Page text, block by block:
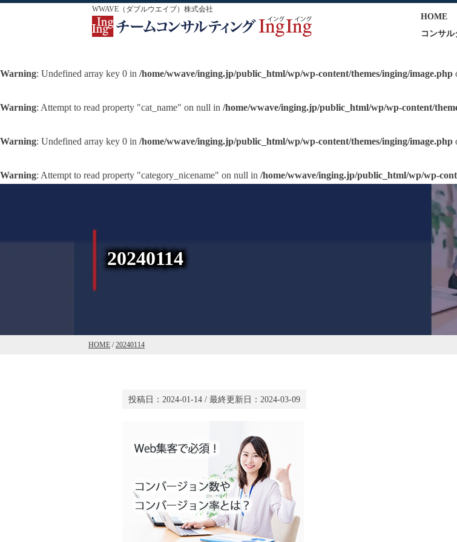
WWAVE（ダブルウエイブ）株式会社
HOME
コンサ
Warning: Undefined array key 0 in /home/wwave/inging.jp/public_html/wp/wp-content/themes/inging/image.php
Warning: Attempt to read property "cat_name" on null in /home/wwave/inging.jp/public_html/wp/wp-content/
Warning: Undefined array key 0 in /home/wwave/inging.jp/public_html/wp/wp-content/themes/inging/image.php
Warning: Attempt to read property "category_nicename" on null in /home/wwave/inging.jp/public_html/wp/wp-
20240114
HOME /20240114
投稿日： 2024-01-14 / 最終更新日： 2024-03-09